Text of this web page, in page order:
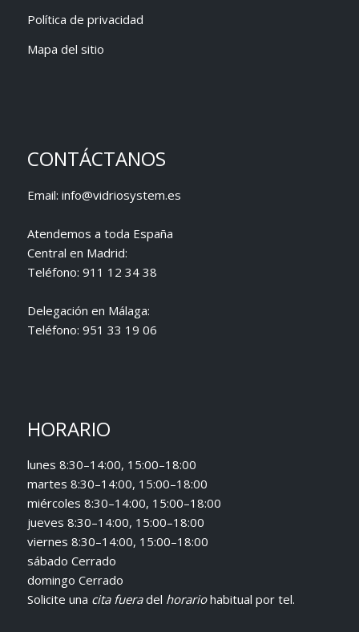
Política de privacidad
Mapa del sitio
CONTÁCTANOS
Email: info@vidriosystem.es
Atendemos a toda España
Central en Madrid:
Teléfono: 911 12 34 38
Delegación en Málaga:
Teléfono: 951 33 19 06
HORARIO
lunes 8:30–14:00, 15:00–18:00
martes 8:30–14:00, 15:00–18:00
miércoles 8:30–14:00, 15:00–18:00
jueves 8:30–14:00, 15:00–18:00
viernes 8:30–14:00, 15:00–18:00
sábado Cerrado
domingo Cerrado
Solicite una cita fueradel horariohabitual por tel.